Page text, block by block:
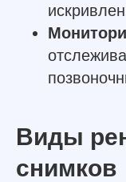
Виды
снимков